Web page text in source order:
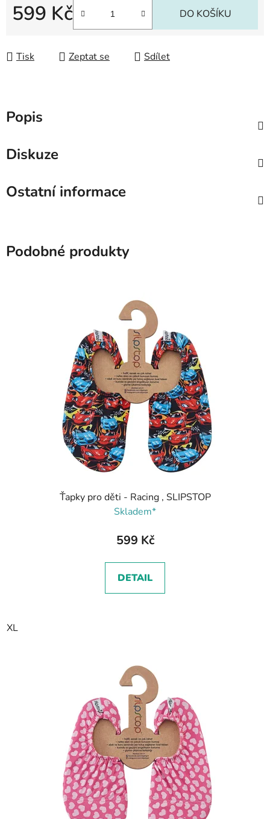
599 Kč DO KOŠÍKU
Tisk Zeptat se Sdílet
Popis
Diskuze
Ostatní informace
Podobné produkty
Ťapky pro děti - Racing , SLIPSTOP
Skladem*
599 Kč
DETAIL
XL